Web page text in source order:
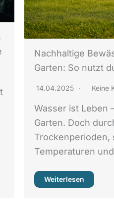
Nachhaltige
Garten: So nutzt
14.04.2025 Keine
Wasser ist Leben
Garten. Doch
Trockenperioden,
Temperaturen
Weiterlesen